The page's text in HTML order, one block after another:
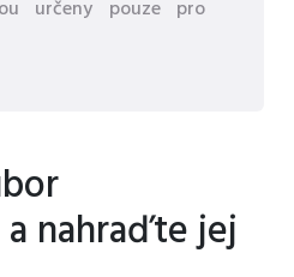
určeny pouze pro
nahraďte jej